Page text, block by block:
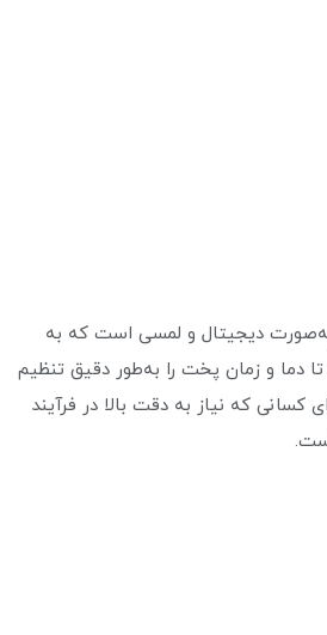
دیجیتال و لمسی است که به
دما و زمان پخت را به‌طور دقیق تنظیم
کسانی که نیاز به دقت بالا در فرآیند